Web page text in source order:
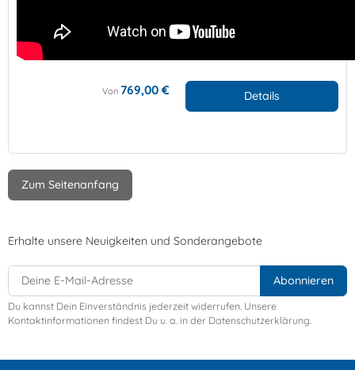
Von 769,00 € Details
Zum Seitenanfang
Erhalte unsere Neuigkeiten und Sonderangebote
Du kannst Dein Einverständnis jederzeit widerrufen. Unsere
Kontaktinformationen findest Du u. a. in der Datenschutzerklärung.